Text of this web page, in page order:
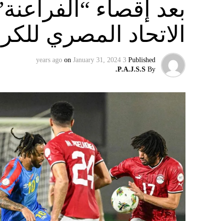
ويواجه توخيل مزيدا من المخاوف بشأن
الإصابة، ويغيب المهاجمان كينغسلي كومان
بعد إقصاء
الاتحاد المصري
Published
3 years ago
on January 31, 2024
By
P.A.J.S.S.